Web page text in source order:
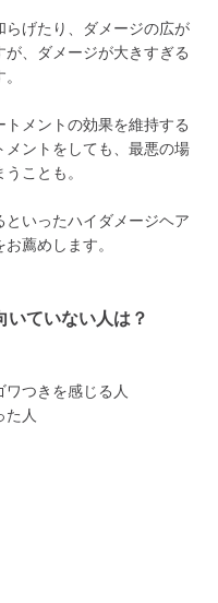
らげたり、ダメージの広が
、ダメージが大きすぎる
メントの効果を維持する
メントをしても、最悪の場
ことも。
いったハイダメージヘア
薦めします。
いていない人は？
ワつきを感じる人
た人